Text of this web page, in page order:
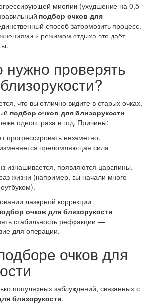
миопии (ухудшение на 0,5–
подбор очков для
способ затормозить процесс.
и режимом отдыха это даёт
нужно проверять
что вы отлично видите в старых очках,
подбор очков для близорукости
одного раза в год. Причины:
прогрессировать незаметно.
преломляющая сила
изнашивается, появляются царапины.
жизни (например, вы начали много
лазерной коррекции
очков для близорукости
стабильность рефракции —
для операции.
очков для
популярных заблуждений, связанных с
близорукости.